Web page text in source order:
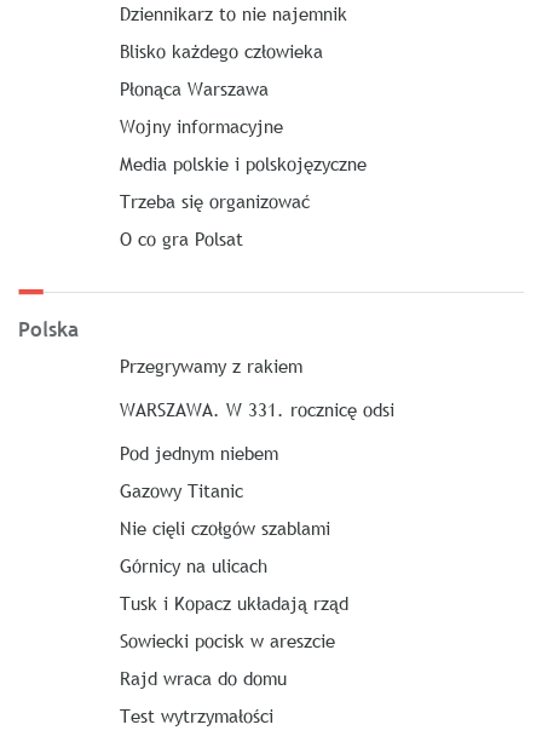
Dziennikarz to nie najemnik
Blisko każdego człowieka
Płonąca Warszawa
Wojny informacyjne
Media polskie i polskojęzyczne
Trzeba się organizować
O co gra Polsat
Polska
Przegrywamy z rakiem
WARSZAWA. W 331. rocznicę odsi
Pod jednym niebem
Gazowy Titanic
Nie cięli czołgów szablami
Górnicy na ulicach
Tusk i Kopacz układają rząd
Sowiecki pocisk w areszcie
Rajd wraca do domu
Test wytrzymałości